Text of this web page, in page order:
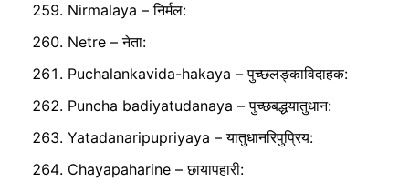
Nirmalaya – निर्मल:
Netre – नेता:
Puchalankavida-hakaya – पुच्छलङ्काविदाहक:
Puncha badiyatudanaya – पुच्छबद्धयातुधान:
Yatadanaripupriyaya – यातुधानरिपुप्रिय:
Chayapaharine – छायापहारी: